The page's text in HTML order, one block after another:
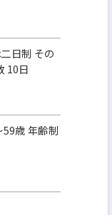
日制 その
10日
歳 年齢制